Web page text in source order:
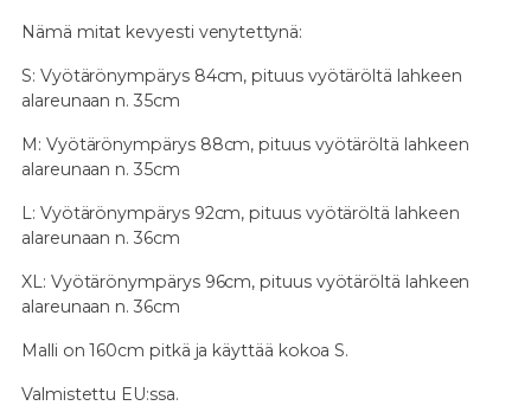
Nämä mitat kevyesti venytettynä:
S: Vyötärönympärys 84cm, pituus vyötäröltä lahkeen
alareunaan n. 35cm
M: Vyötärönympärys 88cm, pituus vyötäröltä lahkeen
alareunaan n. 35cm
L: Vyötärönympärys 92cm, pituus vyötäröltä lahkeen
alareunaan n. 36cm
XL: Vyötärönympärys 96cm, pituus vyötäröltä lahkeen
alareunaan n. 36cm
Malli on 160cm pitkä ja käyttää kokoa S.
Valmistettu EU:ssa.